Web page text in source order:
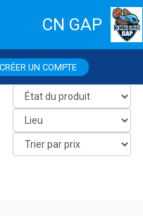
CN GAP
CRÉER UN COMPTE